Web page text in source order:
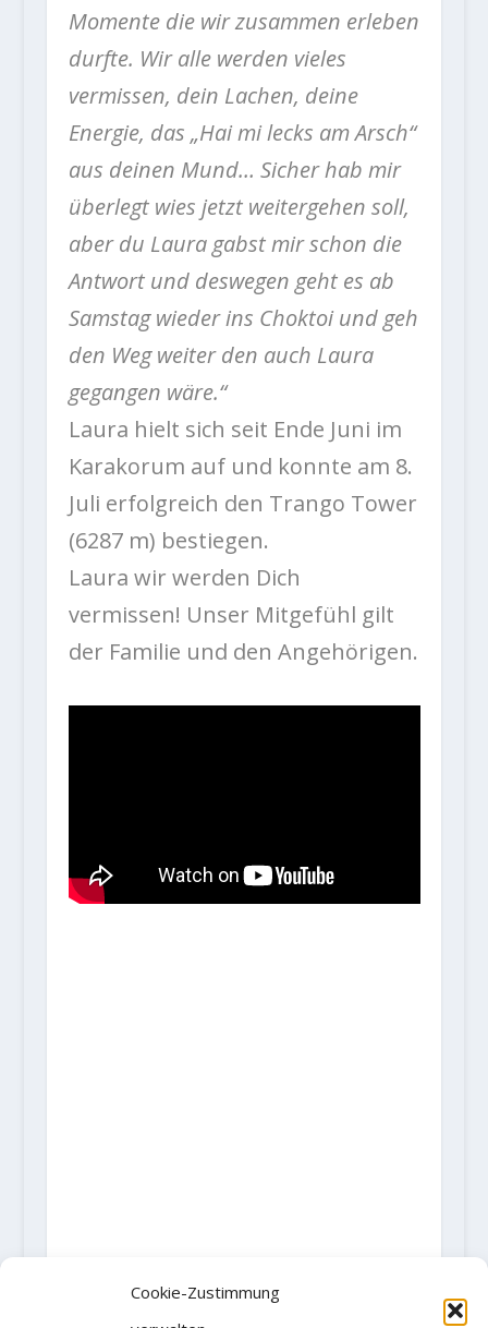
Cookie-Zustimmung
Momente die wir zusammen erleben
durfte. Wir alle werden vieles
vermissen, dein Lachen, deine
Energie, das „Hai mi lecks am Arsch“
aus deinen Mund… Sicher hab mir
überlegt wies jetzt weitergehen soll,
aber du Laura gabst mir schon die
Antwort und deswegen geht es ab
Samstag wieder ins Choktoi und geh
den Weg weiter den auch Laura
gegangen wäre.“
Laura hielt sich seit Ende Juni im
Karakorum auf und konnte am 8.
Juli erfolgreich den Trango Tower
(6287 m) bestiegen.
Laura wir werden Dich
vermissen! Unser Mitgefühl gilt
der Familie und den Angehörigen.